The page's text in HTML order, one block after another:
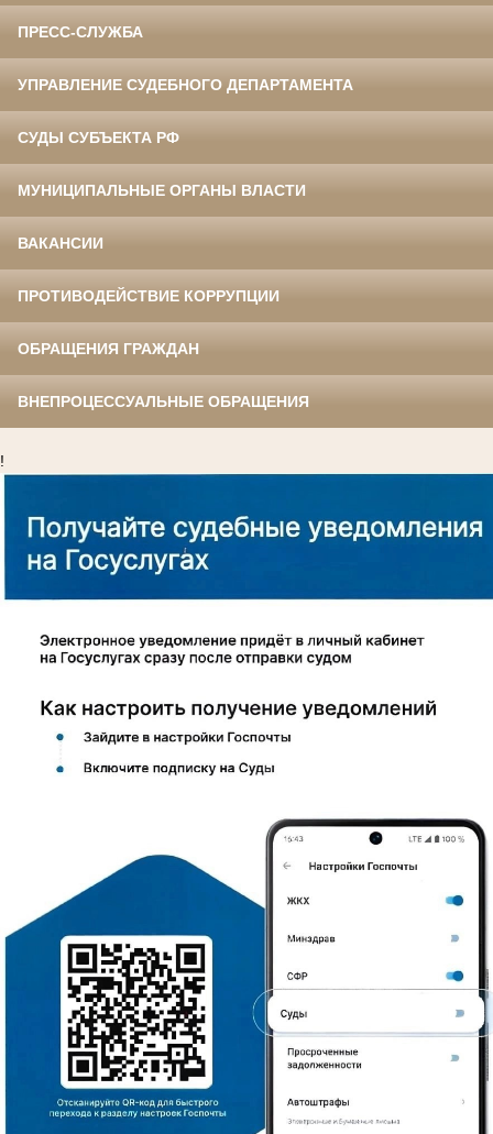
ПРЕСС-СЛУЖБА
УПРАВЛЕНИЕ СУДЕБНОГО ДЕПАРТАМЕНТА
СУДЫ СУБЪЕКТА РФ
МУНИЦИПАЛЬНЫЕ ОРГАНЫ ВЛАСТИ
ВАКАНСИИ
ПРОТИВОДЕЙСТВИЕ КОРРУПЦИИ
ОБРАЩЕНИЯ ГРАЖДАН
ВНЕПРОЦЕССУАЛЬНЫЕ ОБРАЩЕНИЯ
!